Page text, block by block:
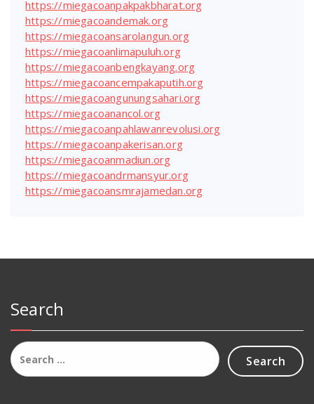
https://miegacoanpakpakbharat.org
https://miegacoandemak.org
https://miegacoansarolangun.org
https://miegacoanlimapuluh.org
https://miegacoanbengkayang.org
https://miegacoancempakaputih.org
https://miegacoangunungsahari.org
https://miegacoanancol.org
https://miegacoanpahlawanrevolusi.org
https://miegacoanpakerisan.org
https://miegacoanmadiun.org
https://miegacoandrmansyur.org
https://miegacoansmrajamedan.org
Search
Search
for: